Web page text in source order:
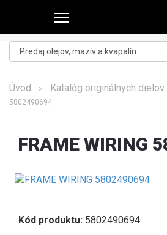
Úvod > Katalóg originálnych dielov
5802490694
FRAME WIRING
Kód produktu: 5802490694